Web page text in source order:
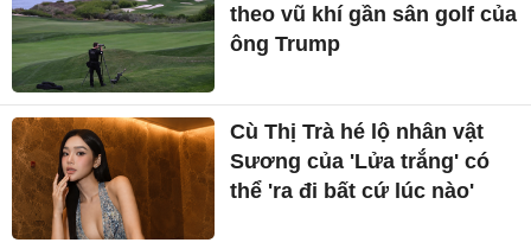
theo vũ khí gần sân golf của
ông Trump
Cù Thị Trà hé lộ nhân vật
Sương của 'Lửa trắng' có
thể 'ra đi bất cứ lúc nào'